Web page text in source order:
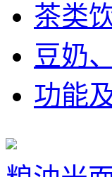
茶类
豆奶
功能